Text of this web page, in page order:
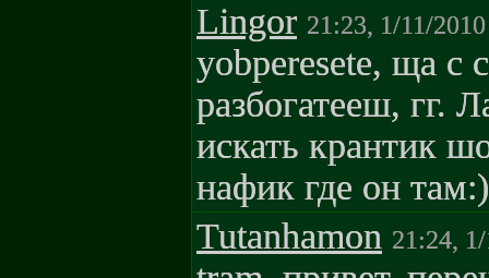
Lingor 21:23, 1/11/2010
yobperesete, ща с
разбогатееш, гг.
искать крантик
нафик где он там:)
Tutanhamon 21:24,